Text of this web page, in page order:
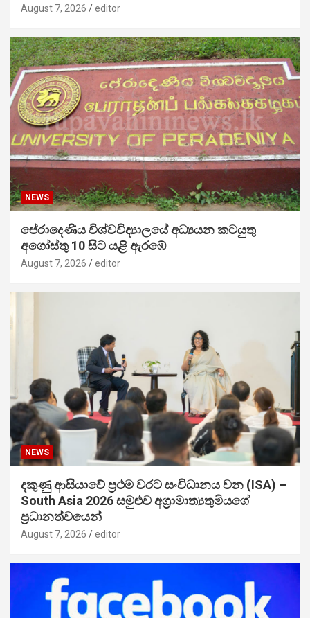
August 7, 2026 editor
NEWS
පේරාදෙණිය විශ්වවිද්‍යාලයේ අධ්‍යයන කටයුතු
අගෝස්තු 10 සිට යළි ඇරඹේ
August 7, 2026 editor
NEWS
දකුණු ආසියාවේ ප්‍රථම වරට සංවිධානය වන (ISA) –
South Asia 2026 සමුළුව අග්‍රාමාත්‍යතුමියගේ
ප්‍රධානත්වයෙන්
August 7, 2026 editor